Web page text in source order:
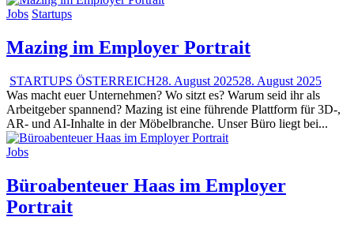
Jobs Startups
Mazing im Employer Portrait
STARTUPS ÖSTERREICH28. August 202528. August 2025
Was macht euer Unternehmen? Wo sitzt es? Warum seid ihr als
Arbeitgeber spannend? Mazing ist eine führende Plattform für 3D-,
AR- und AI-Inhalte in der Möbelbranche. Unser Büro liegt bei...
Jobs
Büroabenteuer Haas im Employer
Portrait